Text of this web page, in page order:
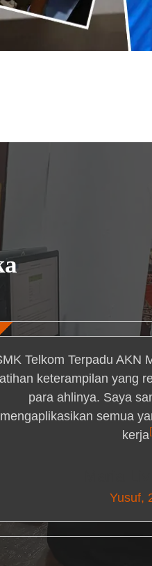
Telkom Terpadu AKN
keterampilan yang
para ahlinya. Saya
mengaplikasikan semua
kerja
Yusuf,